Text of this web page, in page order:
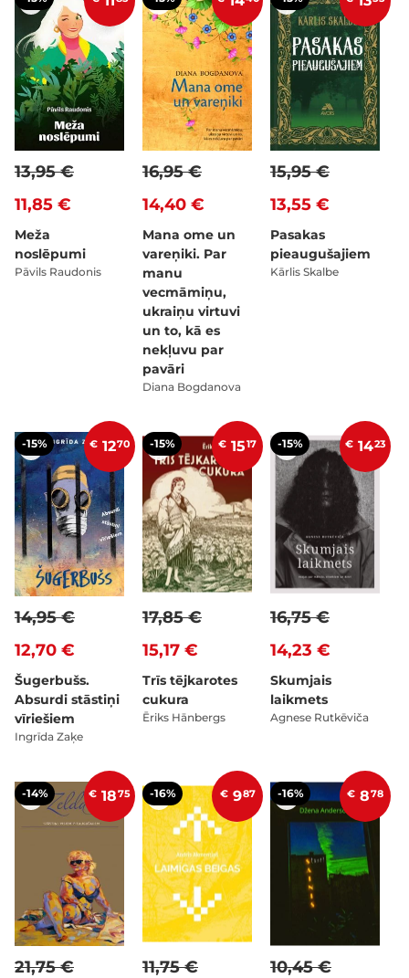
11,85 €
13,95 €
Meža
noslēpumi
Pāvils Raudonis
14,40 €
16,95 €
Mana ome un
vareņiki. Par
manu
vecmāmiņu,
ukraiņu virtuvi
un to, kā es
nekļuvu par
pavāri
Diana Bogdanova
13,55 €
15,95 €
Pasakas
pieaugušajiem
Kārlis Skalbe
-15% € 1270
12,70 €
14,95 €
Šugerbušs.
Absurdi stāstiņi
vīriešiem
Ingrīda Zaķe
-15% € 1517
15,17 €
17,85 €
Trīs tējkarotes
cukura
Ēriks Hānbergs
-15% € 1423
14,23 €
16,75 €
Skumjais
laikmets
Agnese Rutkēviča
-14% € 1875
21,75 €
-16% € 987
11,75 €
-16% € 878
10,45 €